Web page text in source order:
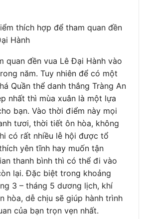
thích hợp để tham quan đền
Hành
quan đền vua Lê Đại Hành vào
năm. Tuy nhiên để có một
Quần thể danh thắng Tràng An
nhất thì mùa xuân là một lựa
bạn. Vào thời điểm này mọi
tươi, thời tiết ôn hòa, không
có rất nhiều lễ hội được tổ
yên tĩnh hay muốn tận
thanh bình thì có thể đi vào
lại. Đặc biệt trong khoảng
3 – tháng 5 dương lịch, khí
hòa, dễ chịu sẽ giúp hành trình
của bạn trọn vẹn nhất.